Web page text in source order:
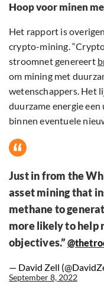
Hoop voor minen
Het rapport is
crypto-mining.
stroomnet genereert
om mining met
wetenschappers. Het
duurzame energie
binnen eventuele
Just in from the
asset mining that
methane to
more likely to help
objectives.”
— David Zell
September 8, 2022